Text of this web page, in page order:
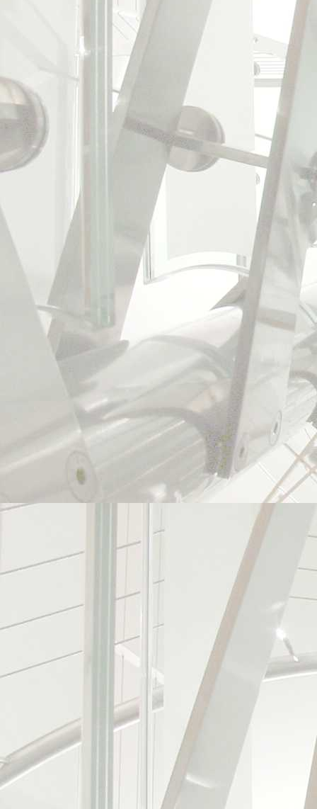
opačné straně, nad
kde je nejblíže
vymezeném stávajícími
nemusí být příliš
prostor, zapojuje celou
zároveň se příznivě
„Domečku“, bývalé
komunity. Hmotové
orientovaná na
obsahující další
a přirozená gradace v
sakristie, nenechá
a jejím poslání.
2017 koncept,